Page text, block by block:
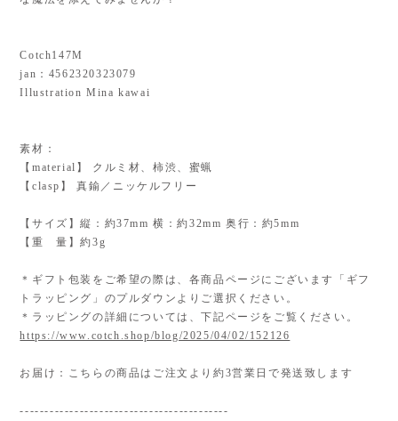
Cotch147M
jan：4562320323079
Illustration Mina kawai
素材：
【material】 クルミ材、柿渋、蜜蝋
【clasp】 真鍮／ニッケルフリー
【サイズ】縦：約37mm 横：約32mm 奥行：約5mm
【重 量】約3g
＊ギフト包装をご希望の際は、各商品ページにございます「ギフ
トラッピング」のプルダウンよりご選択ください。
＊ラッピングの詳細については、下記ページをご覧ください。
https://www.cotch.shop/blog/2025/04/02/152126
お届け：こちらの商品はご注文より約3営業日で発送致します
------------------------------------------